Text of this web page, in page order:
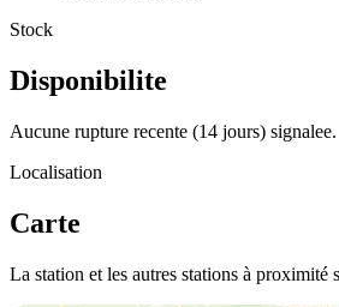
Stock
Disponibilite
Aucune rupture recente (14 jours) signalee.
Localisation
Carte
La station et les autres stations à proximité